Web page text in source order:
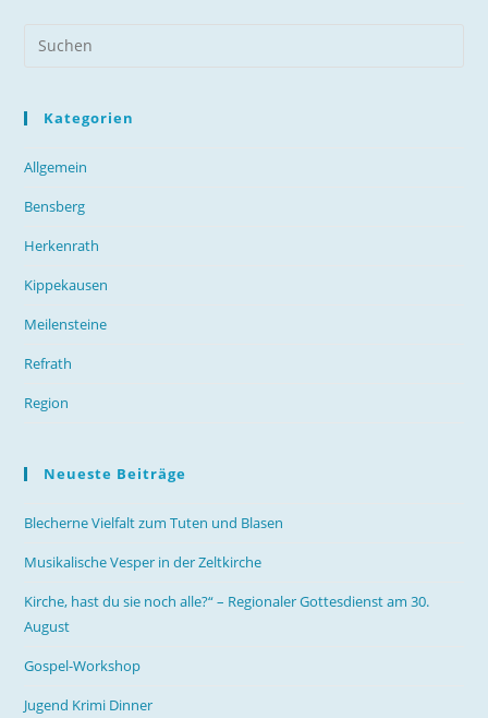
Kategorien
Allgemein
Bensberg
Herkenrath
Kippekausen
Meilensteine
Refrath
Region
Neueste Beiträge
Blecherne Vielfalt zum Tuten und Blasen
Musikalische Vesper in der Zeltkirche
Kirche, hast du sie noch alle?“ – Regionaler Gottesdienst am 30.
August
Gospel-Workshop
Jugend Krimi Dinner